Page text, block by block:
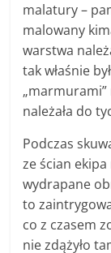
malatury –
malowany
warstwa
tak właśnie
należała do
Podczas
ze ścian
wydrapane
to
co z czasem
nie zdążyło